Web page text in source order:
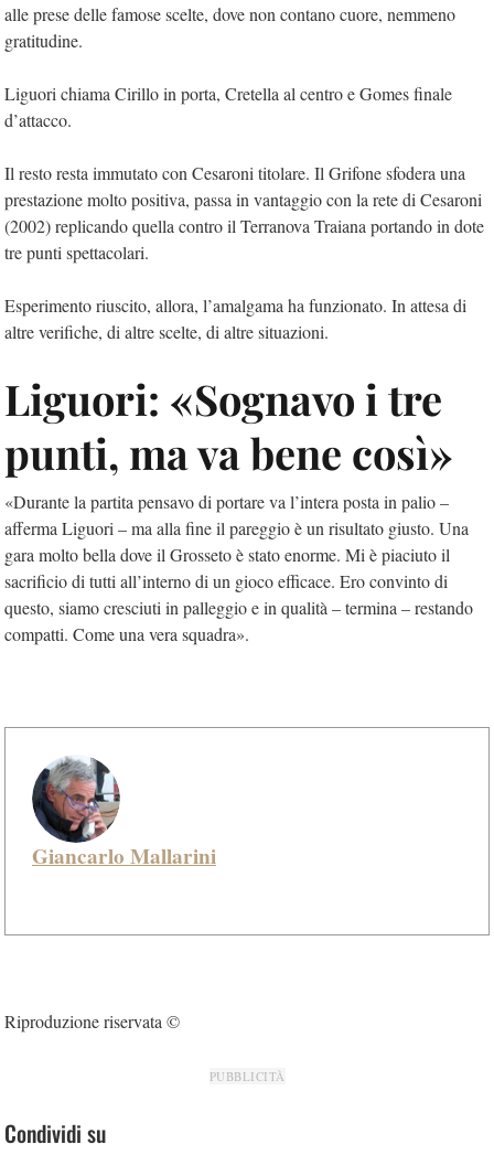
alle prese delle famose scelte, dove non contano cuore, nemmeno
gratitudine.
Liguori chiama Cirillo in porta, Cretella al centro e Gomes finale
d’attacco.
Il resto resta immutato con Cesaroni titolare. Il Grifone sfodera una
prestazione molto positiva, passa in vantaggio con la rete di Cesaroni
(2002) replicando quella contro il Terranova Traiana portando in dote
tre punti spettacolari.
Esperimento riuscito, allora, l’amalgama ha funzionato. In attesa di
altre verifiche, di altre scelte, di altre situazioni.
Liguori: «Sognavo i tre
punti, ma va bene così»
«Durante la partita pensavo di portare va l’intera posta in palio –
afferma Liguori – ma alla fine il pareggio è un risultato giusto. Una
gara molto bella dove il Grosseto è stato enorme. Mi è piaciuto il
sacrificio di tutti all’interno di un gioco efficace. Ero convinto di
questo, siamo cresciuti in palleggio e in qualità – termina – restando
compatti. Come una vera squadra».
Giancarlo Mallarini
Riproduzione riservata ©
PUBBLICITÀ
Condividi su